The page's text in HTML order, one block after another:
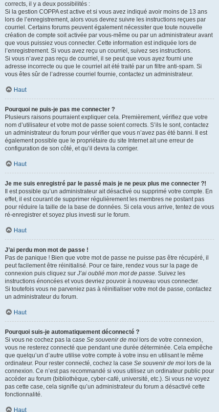
corrects, il y a deux possibilités :
Si la gestion COPPA est active et si vous avez indiqué avoir moins de 13 ans
lors de l’enregistrement, alors vous devrez suivre les instructions reçues par
courriel. Certains forums peuvent également nécessiter que toute nouvelle
création de compte soit activée par vous-même ou par un administrateur avant
que vous puissiez vous connecter. Cette information est indiquée lors de
l’enregistrement. Si vous avez reçu un courriel, suivez ses instructions.
Si vous n’avez pas reçu de courriel, il se peut que vous ayez fourni une
adresse incorrecte ou que le courriel ait été traité par un filtre anti-spam. Si
vous êtes sûr de l’adresse courriel fournie, contactez un administrateur.
Haut
Pourquoi ne puis-je pas me connecter ?
Plusieurs raisons pourraient expliquer cela. Premièrement, vérifiez que votre
nom d’utilisateur et votre mot de passe soient corrects. S’ils le sont, contactez
un administrateur du forum pour vérifier que vous n’avez pas été banni. Il est
également possible que le propriétaire du site Internet ait une erreur de
configuration de son côté, et qu’il devra la corriger.
Haut
Je me suis enregistré par le passé mais je ne peux plus me connecter ?!
Il est possible qu’un administrateur ait désactivé ou supprimé votre compte. En
effet, il est courant de supprimer régulièrement les membres ne postant pas
pour réduire la taille de la base de données. Si cela vous arrive, tentez de vous
ré-enregistrer et soyez plus investi sur le forum.
Haut
J’ai perdu mon mot de passe !
Pas de panique ! Bien que votre mot de passe ne puisse pas être récupéré, il
peut facilement être réinitialisé. Pour ce faire, rendez vous sur la page de
connexion puis cliquez sur J’ai oublié mon mot de passe. Suivez les
instructions énoncées et vous devriez pouvoir à nouveau vous connecter.
Si toutefois vous ne parveniez pas à réinitialiser votre mot de passe, contactez
un administrateur du forum.
Haut
Pourquoi suis-je automatiquement déconnecté ?
Si vous ne cochez pas la case Se souvenir de moi lors de votre connexion,
vous ne resterez connecté que pendant une durée déterminée. Cela empêche
que quelqu’un d’autre utilise votre compte à votre insu en utilisant le même
ordinateur. Pour rester connecté, cochez la case Se souvenir de moi lors de la
connexion. Ce n’est pas recommandé si vous utilisez un ordinateur public pour
accéder au forum (bibliothèque, cyber-café, université, etc.). Si vous ne voyez
pas cette case, cela signifie qu’un administrateur du forum a désactivé cette
fonctionnalité.
Haut